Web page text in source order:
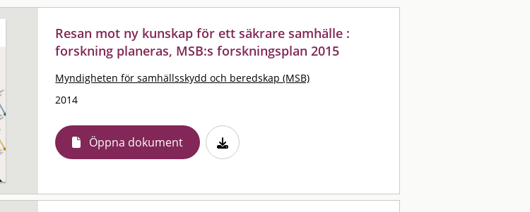
Resan mot ny kunskap för ett säkrare samhälle :
forskning planeras, MSB:s forskningsplan 2015
Myndigheten för samhällsskydd och beredskap (MSB)
2014
Öppna dokument